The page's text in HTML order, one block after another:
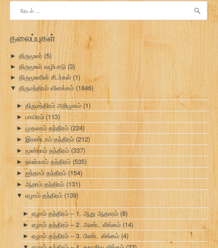
தேடு:
தலைப்புகள்
► திருமூலர் (5)
► திருமூலர் வழிபாடு (3)
► திருமூலரின் சீடர்கள் (1)
▼ திருமந்திரம் விளக்கம் (1846)
► திருமந்திரம் அறிமுகம் (1)
► பாயிரம் (113)
► முதலாம் தந்திரம் (224)
► இரண்டாம் தந்திரம் (212)
► மூன்றாம் தந்திரம் (337)
► நான்காம் தந்திரம் (535)
► ஐந்தாம் தந்திரம் (154)
► ஆறாம் தந்திரம் (131)
▼ ஏழாம் தந்திரம் (139)
► ஏழாம் தந்திரம் – 1. ஆறு ஆதாரம் (8)
► ஏழாம் தந்திரம் – 2. அண்ட லிங்கம் (14)
► ஏழாம் தந்திரம் – 3. பிண்ட லிங்கம் (4)